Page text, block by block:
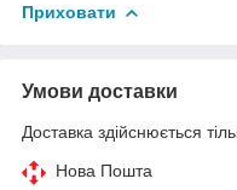
Приховати
Умови доставки
Доставка здійснюється
Нова Пошта